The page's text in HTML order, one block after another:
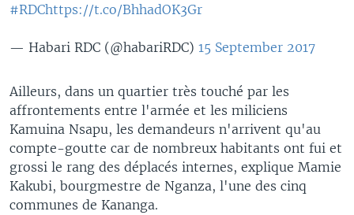
#RDChttps://t.co/BhhadOK3Gr
— Habari RDC (@habariRDC) 15 September 2017
Ailleurs, dans un quartier très touché par les
affrontements entre l'armée et les miliciens
Kamuina Nsapu, les demandeurs n'arrivent qu'au
compte-goutte car de nombreux habitants ont fui et
grossi le rang des déplacés internes, explique Mamie
Kakubi, bourgmestre de Nganza, l'une des cinq
communes de Kananga.